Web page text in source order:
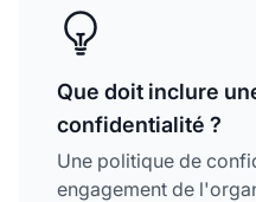
Que doit inclure
confidentialité ?
Une politique de
engagement de